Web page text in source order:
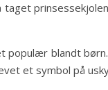
populær blandt
et symbol på